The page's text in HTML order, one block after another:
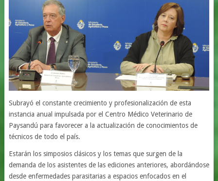
Subrayó el constante crecimiento y profesionalización de esta
instancia anual impulsada por el Centro Médico Veterinario de
Paysandú para favorecer a la actualización de conocimientos de
técnicos de todo el país.
Estarán los simposios clásicos y los temas que surgen de la
demanda de los asistentes de las ediciones anteriores, abordándose
desde enfermedades parasitarias a espacios enfocados en el